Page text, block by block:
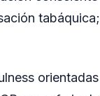
tabáquica;
orientadas